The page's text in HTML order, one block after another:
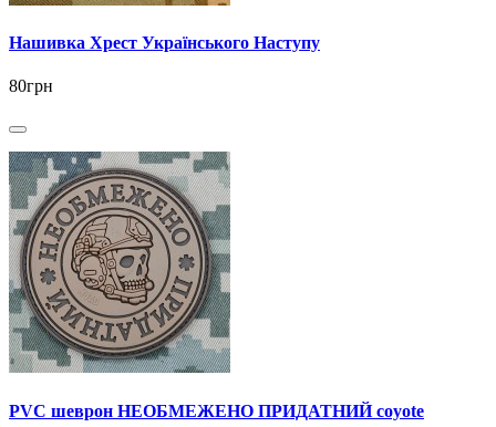
Нашивка Хрест Українського Наступу
80грн
PVC шеврон НЕОБМЕЖЕНО ПРИДАТНИЙ coyote